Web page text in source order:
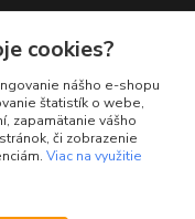
cookies?
nášho e-shopu
štatistík o webe,
zapamätanie vášho
či zobrazenie
Viac na využitie